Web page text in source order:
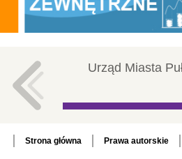
Urząd Miasta
Strona główna Prawa autorskie